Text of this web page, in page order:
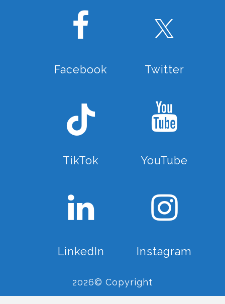
Facebook Twitter
TikTok YouTube
LinkedIn Instagram
2026© Copyright